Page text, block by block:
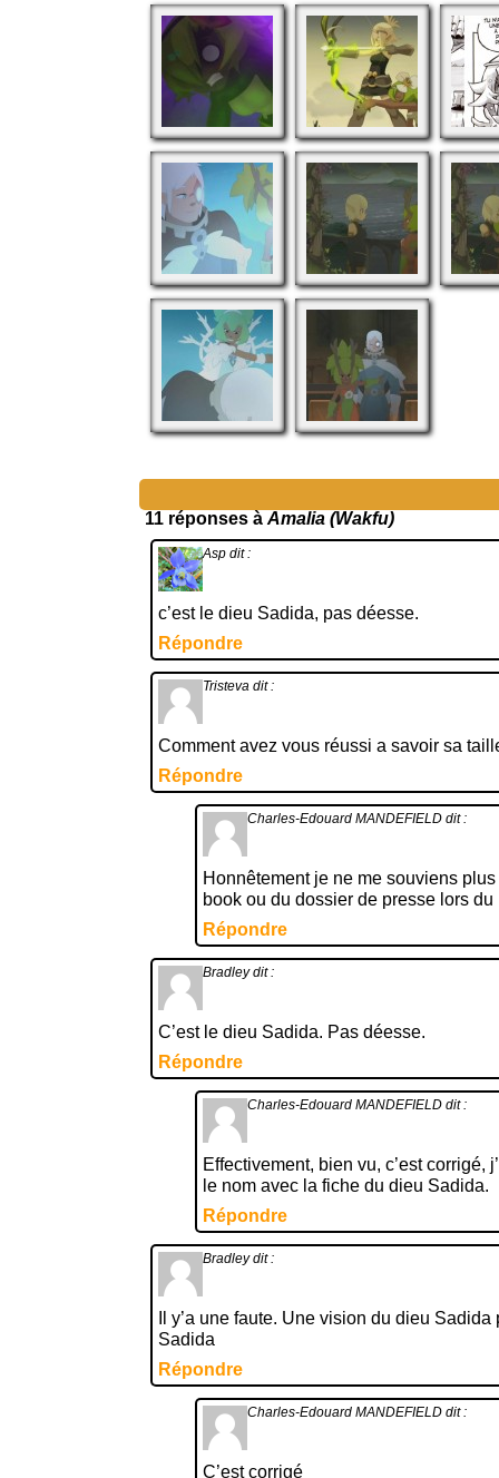
11 réponses à Amalia (Wakfu)
Asp dit :
c’est le dieu Sadida, pas déesse.
Répondre
Tristeva dit :
Comment avez vous réussi a savoir sa
Répondre
Charles-Edouard MANDEFIELD dit :
Honnêtement je ne me souviens
book ou du dossier de presse lors
Répondre
Bradley dit :
C’est le dieu Sadida. Pas déesse.
Répondre
Charles-Edouard MANDEFIELD dit :
Effectivement, bien vu, c’est corrigé,
le nom avec la fiche du dieu Sadida.
Répondre
Bradley dit :
Il y’a une faute. Une vision du dieu
Sadida
Répondre
Charles-Edouard MANDEFIELD dit :
C’est corrigé